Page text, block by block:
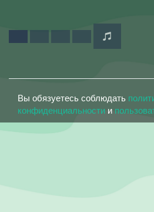
Вы обязуетесь соблюдать
конфиденциальности и